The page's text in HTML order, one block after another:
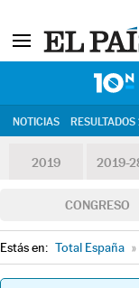
NOTICIAS
2019 2019-
CONGRESO
Estás en: Total España »